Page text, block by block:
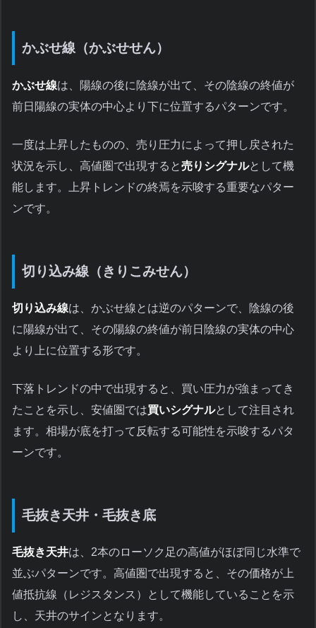
かぶせ線（かぶせせん）
かぶせ線は、陽線の後に陰線が出て、その陰線の終値が
前日陽線の実体の中心より下に位置するパターンです。
一度は上昇したものの、売り圧力によって押し戻された
状況を示し、高値圏で出現すると売りシグナルとして機
能します。上昇トレンドの終焉を示唆する重要なパター
ンです。
切り込み線（きりこみせん）
切り込み線は、かぶせ線とは逆のパターンで、陰線の後
に陽線が出て、その陽線の終値が前日陰線の実体の中心
より上に位置する形です。
下落トレンドの中で出現すると、買い圧力が強まってき
たことを示し、安値圏では買いシグナルとして注目され
ます。相場が底を打って反転する可能性を示唆するパタ
ーンです。
毛抜き天井・毛抜き底
毛抜き天井は、2本のローソク足の高値がほぼ同じ水準で
並ぶパターンです。高値圏で出現すると、その価格が上
値抵抗線（レジスタンス）として機能していることを示
し、天井のサインとなります。